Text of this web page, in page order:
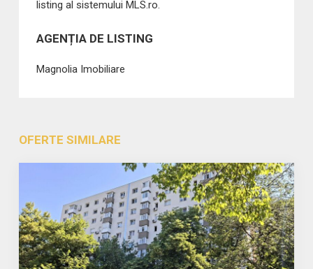
listing al sistemului MLS.ro.
AGENȚIA DE LISTING
Magnolia Imobiliare
OFERTE SIMILARE